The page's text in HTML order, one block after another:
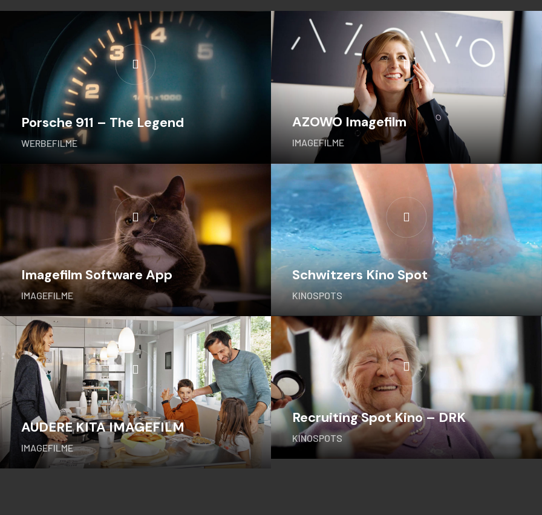
Porsche 911 – The Legend
WERBEFILME
AZOWO Imagefilm
IMAGEFILME
Imagefilm Software App
IMAGEFILME
Schwitzers Kino Spot
KINOSPOTS
AUDERE KITA IMAGEFILM
IMAGEFILME
Recruiting Spot Kino – DRK
KINOSPOTS